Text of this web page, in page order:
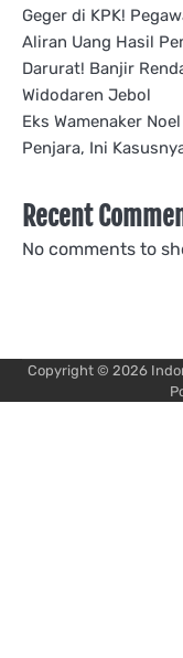
Geger di KPK!
Aliran Uang Hasil
Darurat! Banjir
Widodaren Jebol
Eks Wamenaker
Penjara, Ini
Recent
No comments to
Copyright © 2026